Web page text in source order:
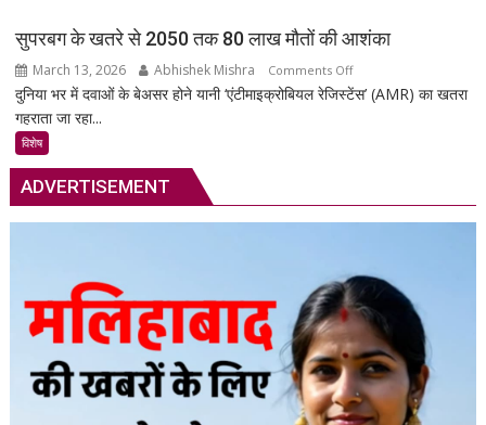
सुरक्षा
का
स्मार्ट
में
सुपरबग के खतरे से 2050 तक 80 लाख मौतों की आशंका
March 13, 2026 Abhishek Mishra Comments Offon
सुपरबग
तक
मौतों
की
आशंका
दुनिया भर में दवाओं के बेअसर होने यानी ‘एंटीमाइक्रोबियल रेजिस्टेंस’ (AMR) का खतरा
गहराता जा रहा...
विशेष
ADVERTISEMENT